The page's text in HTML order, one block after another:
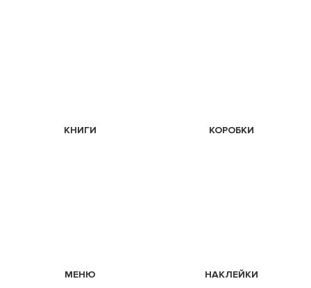
КНИГИ КОРОБКИ
МЕНЮ НАКЛЕЙКИ